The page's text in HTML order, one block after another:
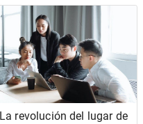
La revolución del lugar de